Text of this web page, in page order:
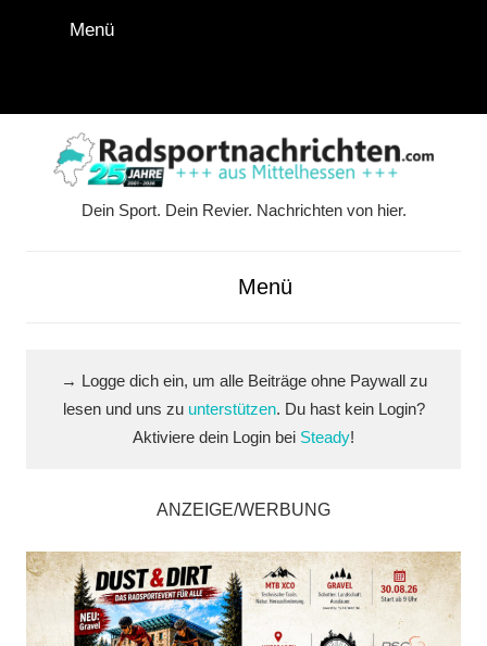
Feed
Menü
Dein Sport. Dein Revier. Nachrichten von hier.
Menü
→ Logge dich ein, um alle Beiträge ohne Paywall zu
lesen und uns zu unterstützen. Du hast kein Login?
Aktiviere dein Login bei Steady!
ANZEIGE/WERBUNG